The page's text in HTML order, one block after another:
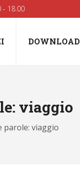
- 18.00
DOWNLOAD
viaggio
parole: viaggio